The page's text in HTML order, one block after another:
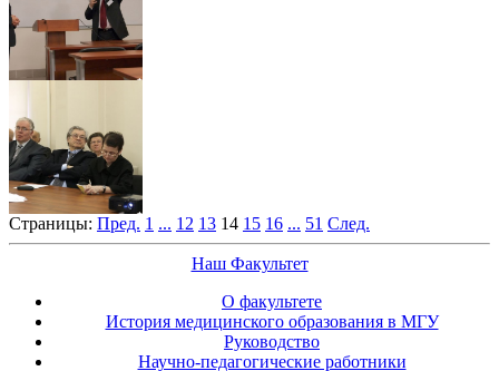
Страницы: Пред. 1 ... 12 13 14 15 16 ... 51 След.
Наш Факультет
О факультете
История медицинского образования в МГУ
Руководство
Научно-педагогические работники